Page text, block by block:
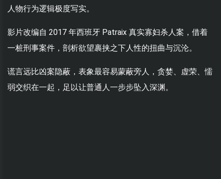
人物行为逻辑极度写实。
影片改编自 2017 年西班牙 Patraix 真实寡妇杀人案，借着
一桩刑事案件，剖析欲望裹挟之下人性的扭曲与沉沦。
谎言远比凶案隐蔽，表象最容易蒙蔽旁人，贪婪、虚荣、懦
弱交织在一起，足以让普通人一步步坠入深渊。